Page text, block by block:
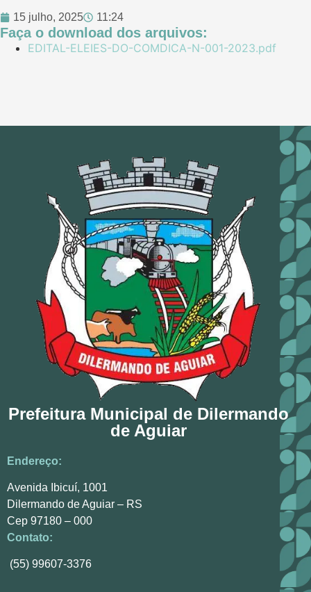
15 julho, 2025 11:24
Faça o download dos arquivos:
EDITAL-ELEIES-DO-COMDICA-N-001-2023.pdf
Prefeitura Municipal de Dilermando
de Aguiar
Endereço:
Avenida Ibicuí, 1001
Dilermando de Aguiar – RS
Cep 97180 – 000
Contato:
(55) 99607-3376